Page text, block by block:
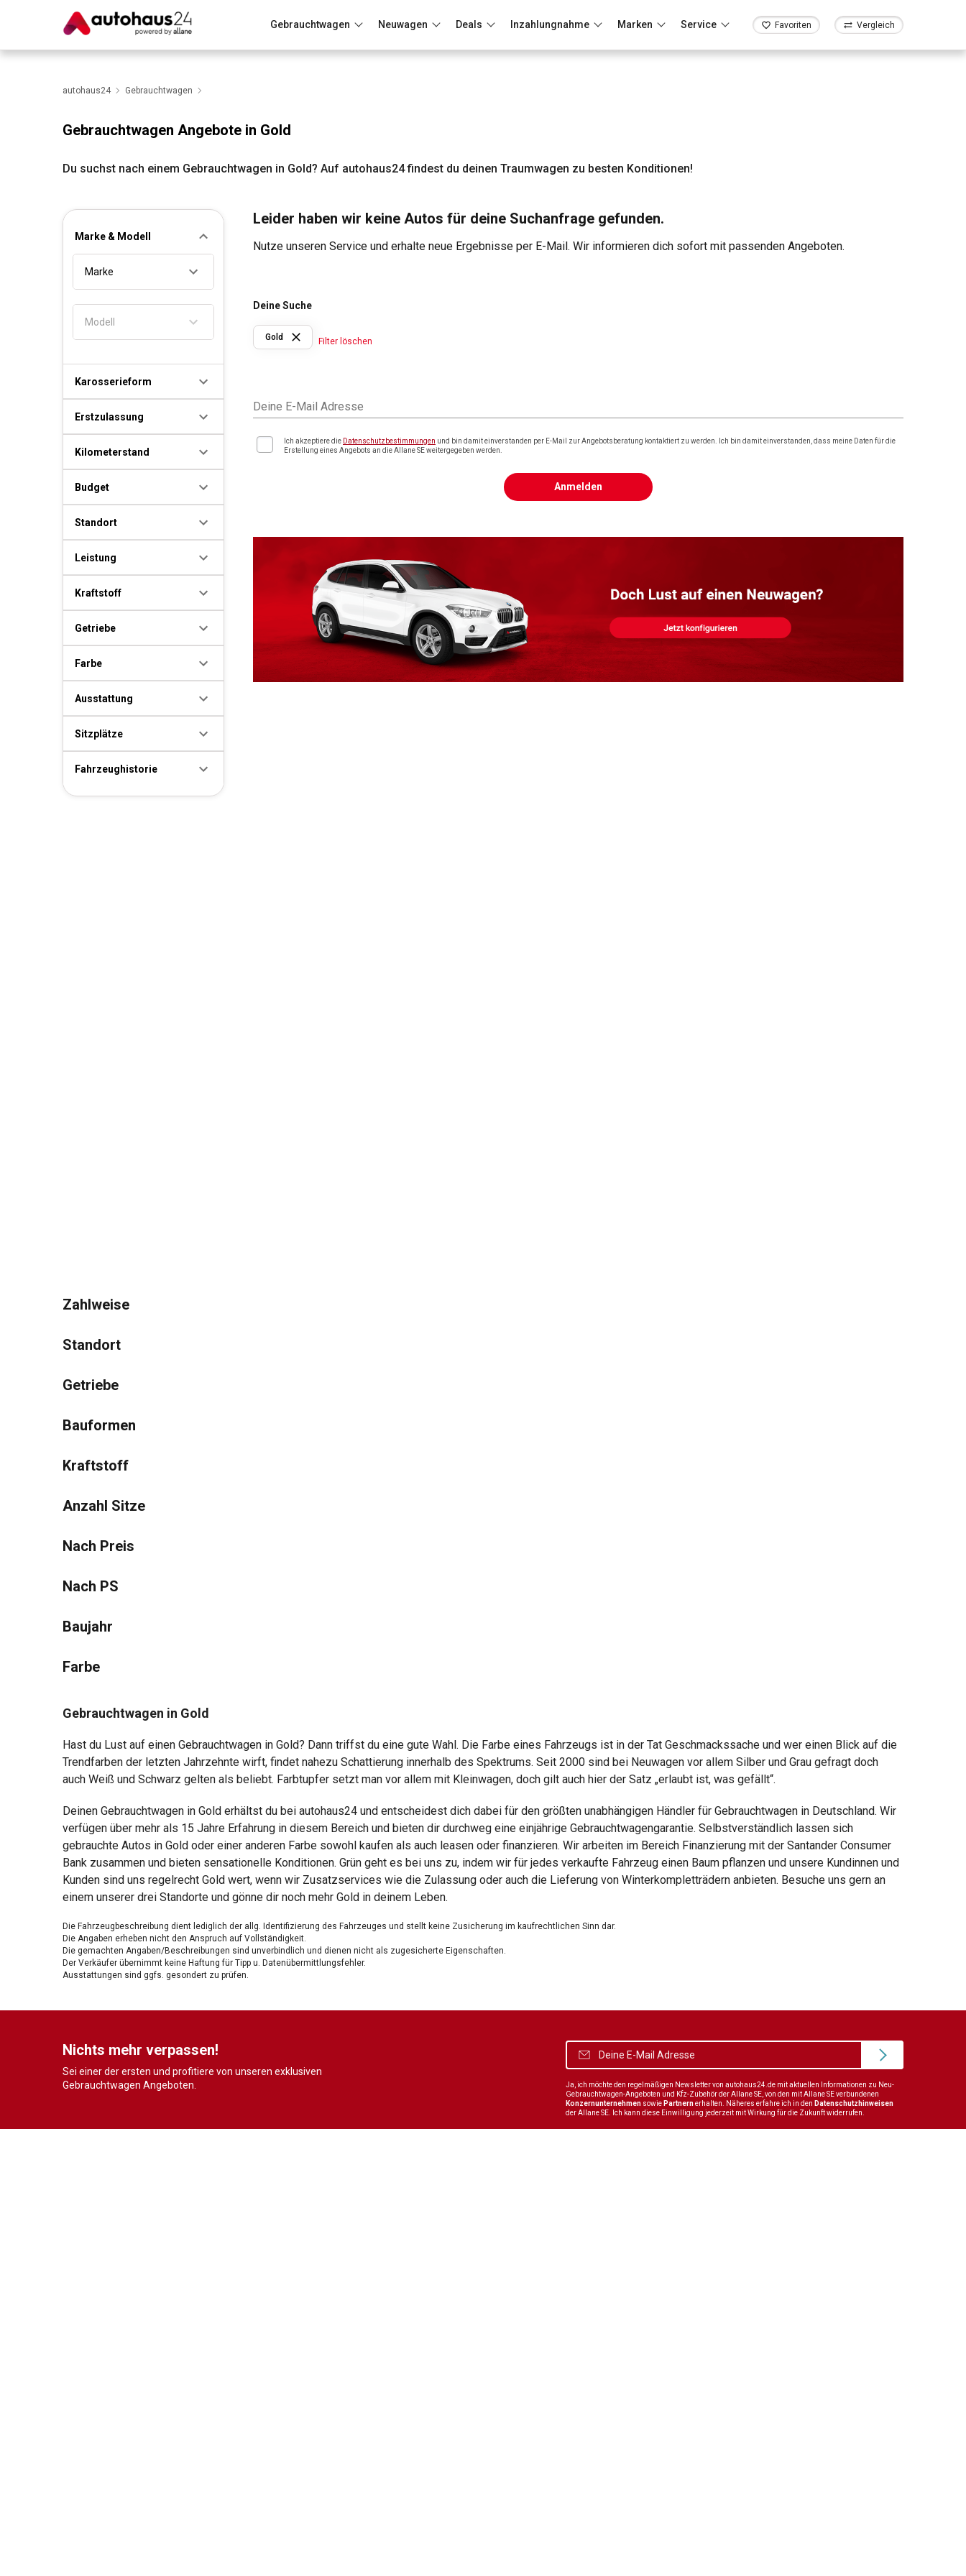
Gebrauchtwagen Neuwagen Deals Inzahlungnahme Marken Service Favoriten Vergleich
Wir bewerten dein AutoRund um die Inzahlungnahme
autohaus24 Gebrauchtwagen
Gebrauchtwagen Angebote in Gold
Du suchst nach einem Gebrauchtwagen in Gold? Auf autohaus24 findest du deinen Traumwagen zu besten Konditionen!
Marke & Modell
Marke
Modell
Karosserieform
Erstzulassung
Kilometerstand
Budget
Standort
Leistung
Kraftstoff
Getriebe
Farbe
Ausstattung
Sitzplätze
Fahrzeughistorie
Leider haben wir keine Autos für deine Suchanfrage gefunden.
Nutze unseren Service und erhalte neue Ergebnisse per E-Mail. Wir informieren dich sofort mit passenden Angeboten.
Deine Suche
Gold Filter löschen
Deine E-Mail Adresse
Ich akzeptiere die Datenschutzbestimmungen und bin damit einverstanden per E-Mail zur Angebotsberatung kontaktiert zu werden. Ich bin damit einverstanden, dass meine Daten für die
Erstellung eines Angebots an die Allane SE weitergegeben werden.
Anmelden
Zahlweise
Standort
Getriebe
Bauformen
Kraftstoff
Anzahl Sitze
Nach Preis
Nach PS
Baujahr
Farbe
Gebrauchtwagen in Gold
Hast du Lust auf einen Gebrauchtwagen in Gold? Dann triffst du eine gute Wahl. Die Farbe eines Fahrzeugs ist in der Tat Geschmackssache und wer einen Blick auf die
Trendfarben der letzten Jahrzehnte wirft, findet nahezu Schattierung innerhalb des Spektrums. Seit 2000 sind bei Neuwagen vor allem Silber und Grau gefragt doch
auch Weiß und Schwarz gelten als beliebt. Farbtupfer setzt man vor allem mit Kleinwagen, doch gilt auch hier der Satz „erlaubt ist, was gefällt“.
Deinen Gebrauchtwagen in Gold erhältst du bei autohaus24 und entscheidest dich dabei für den größten unabhängigen Händler für Gebrauchtwagen in Deutschland. Wir
verfügen über mehr als 15 Jahre Erfahrung in diesem Bereich und bieten dir durchweg eine einjährige Gebrauchtwagengarantie. Selbstverständlich lassen sich
gebrauchte Autos in Gold oder einer anderen Farbe sowohl kaufen als auch leasen oder finanzieren. Wir arbeiten im Bereich Finanzierung mit der Santander Consumer
Bank zusammen und bieten sensationelle Konditionen. Grün geht es bei uns zu, indem wir für jedes verkaufte Fahrzeug einen Baum pflanzen und unsere Kundinnen und
Kunden sind uns regelrecht Gold wert, wenn wir Zusatzservices wie die Zulassung oder auch die Lieferung von Winterkompletträdern anbieten. Besuche uns gern an
einem unserer drei Standorte und gönne dir noch mehr Gold in deinem Leben.
Die Fahrzeugbeschreibung dient lediglich der allg. Identifizierung des Fahrzeuges und stellt keine Zusicherung im kaufrechtlichen Sinn dar.
Die Angaben erheben nicht den Anspruch auf Vollständigkeit.
Die gemachten Angaben/Beschreibungen sind unverbindlich und dienen nicht als zugesicherte Eigenschaften.
Der Verkäufer übernimmt keine Haftung für Tipp u. Datenübermittlungsfehler.
Ausstattungen sind ggfs. gesondert zu prüfen.
Nichts mehr verpassen!
Sei einer der ersten und profitiere von unseren exklusiven
Gebrauchtwagen Angeboten.
Ja, ich möchte den regelmäßigen Newsletter von autohaus24.de mit aktuellen Informationen zu Neu-
Gebrauchtwagen-Angeboten und Kfz-Zubehör der Allane SE, von den mit Allane SE verbundenen
Konzernunternehmen sowie Partnernerhalten. Näheres erfahre ich in den Datenschutzhinweisen
der Allane SE. Ich kann diese Einwilligung jederzeit mit Wirkung für die Zukunft widerrufen.